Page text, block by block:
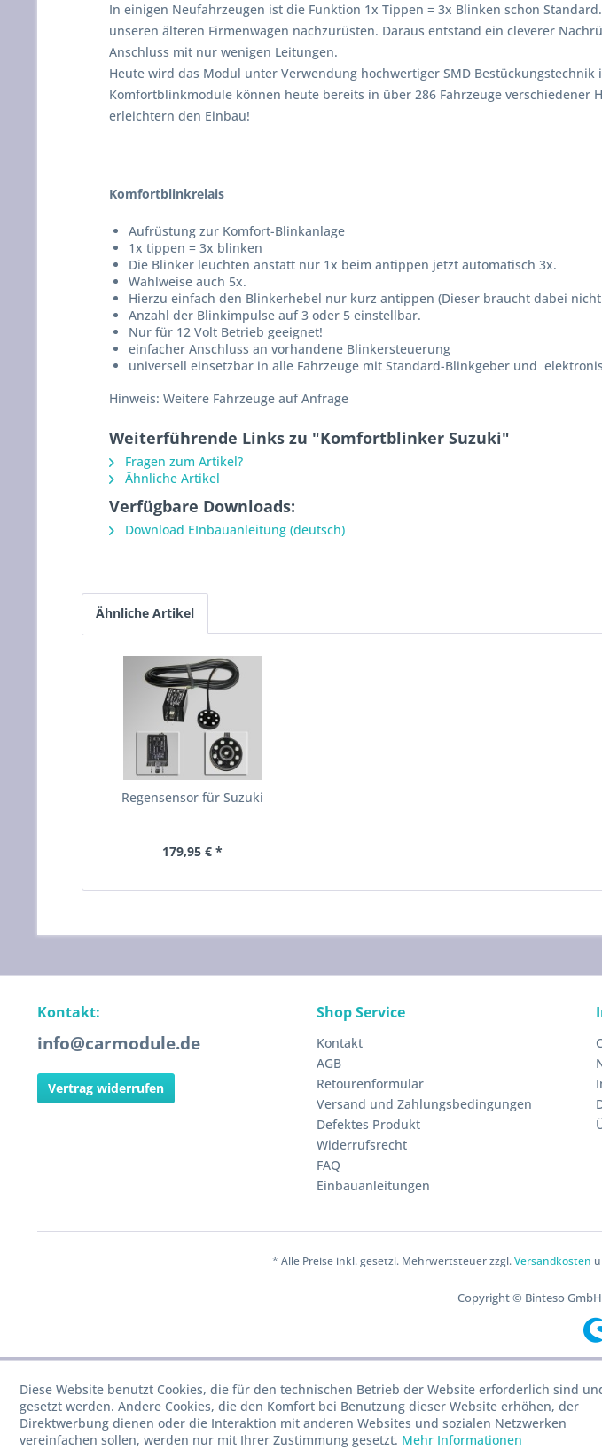
In einigen Neufahrzeugen ist die Funktion 1x Tippen = 3x Blinken schon
unseren älteren Firmenwagen nachzurüsten. Daraus entstand ein cleverer
Anschluss mit nur wenigen Leitungen.
Heute wird das Modul unter Verwendung hochwertiger SMD
Komfortblinkmodule können heute bereits in über 286 Fahrzeuge
erleichtern den Einbau!
Komfortblinkrelais
Aufrüstung zur Komfort-Blinkanlage
1x tippen = 3x blinken
Die Blinker leuchten anstatt nur 1x beim antippen jetzt automatisch 3x.
Wahlweise auch 5x.
Hierzu einfach den Blinkerhebel nur kurz antippen (Dieser braucht dabei
Anzahl der Blinkimpulse auf 3 oder 5 einstellbar.
Nur für 12 Volt Betrieb geeignet!
einfacher Anschluss an vorhandene Blinkersteuerung
universell einsetzbar in alle Fahrzeuge mit Standard-Blinkgeber und
Hinweis: Weitere Fahrzeuge auf Anfrage
Weiterführende Links zu "Komfortblinker Suzuki"
Fragen zum Artikel?
Ähnliche Artikel
Verfügbare Downloads:
Download EInbauanleitung (deutsch)
Ähnliche Artikel
Regensensor für Suzuki
179,95 € *
Kontakt:
info@carmodule.de
Vertrag widerrufen
Shop Service
Kontakt
AGB
Retourenformular
Versand und Zahlungsbedingungen
Defektes Produkt
Widerrufsrecht
FAQ
Einbauanleitungen
* Alle Preise inkl. gesetzl. Mehrwertsteuer zzgl.Versandkosten
Copyright © Binteso
Diese Website benutzt Cookies, die für den technischen Betrieb der Website erforderlich sind
gesetzt werden. Andere Cookies, die den Komfort bei Benutzung dieser Website erhöhen, der
Direktwerbung dienen oder die Interaktion mit anderen Websites und sozialen Netzwerken
vereinfachen sollen, werden nur mit Ihrer Zustimmung gesetzt. Mehr Informationen